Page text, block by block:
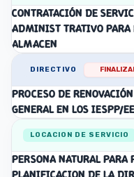
CONTRATACIÓN DE
ADMINIST TRATIVO PARA
ALMACEN
DIRECTIVO
PROCESO DE
GENERAL EN LOS IESPP/
LOCACION DE SERVICIO
PERSONA NATURAL PARA